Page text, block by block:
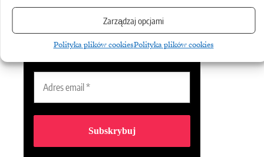
Zarządzaj opcjami
Polityka plików cookiesPolityka plików cookies
branży ICT!